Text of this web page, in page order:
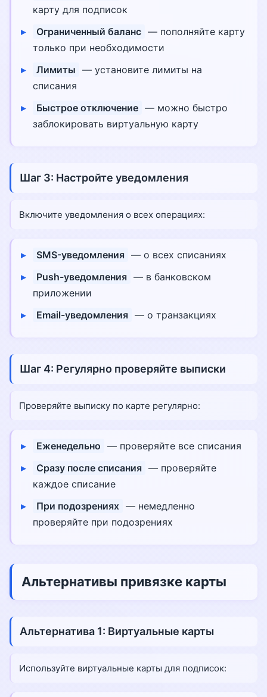
карту для подписок
Ограниченный баланс — пополняйте карту
только при необходимости
Лимиты — установите лимиты на
списания
Быстрое отключение — можно быстро
заблокировать виртуальную карту
Шаг 3: Настройте уведомления
Включите уведомления о всех операциях:
SMS-уведомления — о всех списаниях
Push-уведомления — в банковском
приложении
Email-уведомления — о транзакциях
Шаг 4: Регулярно проверяйте выписки
Проверяйте выписку по карте регулярно:
Еженедельно — проверяйте все списания
Сразу после списания — проверяйте
каждое списание
При подозрениях — немедленно
проверяйте при подозрениях
Альтернативы привязке карты
Альтернатива 1: Виртуальные карты
Используйте виртуальные карты для подписок: